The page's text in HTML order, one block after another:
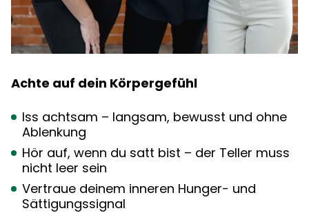
Achte auf dein Körpergefühl
Iss achtsam – langsam, bewusst und ohne
Ablenkung
Hör auf, wenn du satt bist – der Teller muss
nicht leer sein
Vertraue deinem inneren Hunger- und
Sättigungssignal